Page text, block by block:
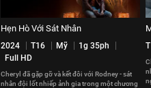
Hẹn Hò Với Sát Nhân
2024 T16 Mỹ
1g 35ph
Full HD
Cheryl đã gặp gỡ và kết đôi với Rodney - sát
nhân đội lốt nhiếp ảnh gia trong một chương